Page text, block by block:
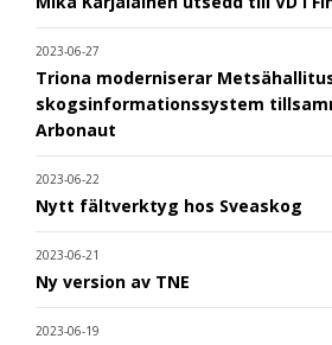
2023-06-27
Triona moderniserar
skogsinformationssystem
Arbonaut
2023-06-22
Nytt fältverktyg hos Sveaskog
2023-06-21
Ny version av TNE
2023-06-19